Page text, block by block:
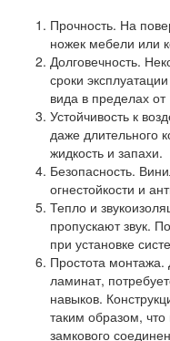
Прочность. На
ножек мебели или
Долговечность.
сроки
вида в пределах
Устойчивость к
даже длительного
жидкость и запахи.
Безопасность.
огнестойкости и
Тепло и
пропускают звук.
при установке
Простота монтажа.
ламинат,
навыков.
таким образом, что
замкового